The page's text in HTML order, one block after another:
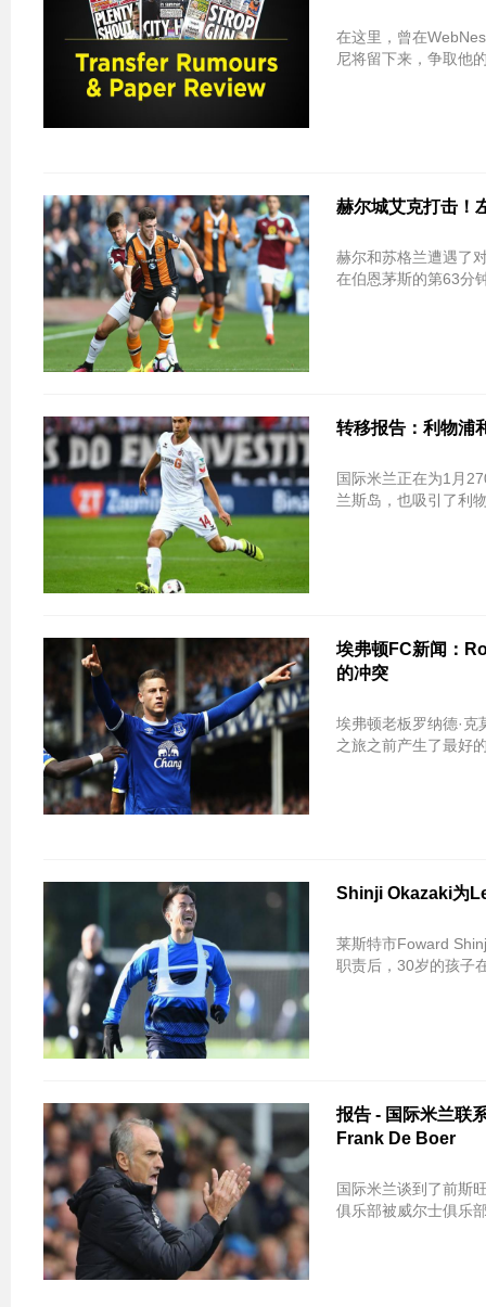
在这里，曾在
尼将留下来，争取他
赫尔城艾克打击！
赫尔和苏格兰遭遇了
在伯恩茅斯的第63分
转移报告：利物浦
国际米兰正在为1月
兰斯岛，也吸引了利
埃弗顿FC新闻：
的冲突
埃弗顿老板罗纳德·克
之旅之前产生了最好
Shinji Okazaki为
莱斯特市Foward
职责后，30岁的孩子
报告 - 国际米兰联
Frank De Boer
国际米兰谈到了前斯
俱乐部被威尔士俱乐